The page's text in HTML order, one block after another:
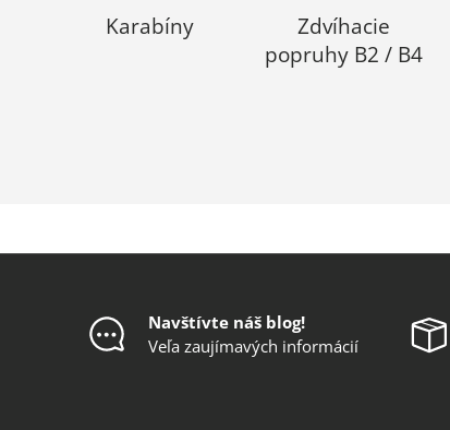
Karabíny
Zdvíhacie
popruhy B2 / B4
Navštívte náš blog!
Veľa zaujímavých informácií